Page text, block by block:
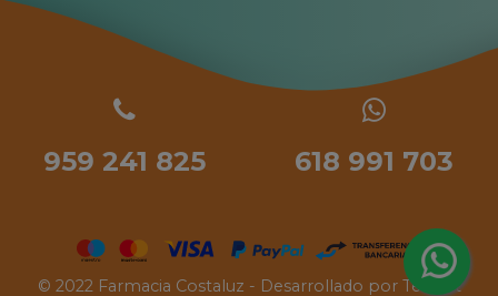
959 241 825 618 991 703
© 2022 Farmacia Costaluz - Desarrollado por Tecinet